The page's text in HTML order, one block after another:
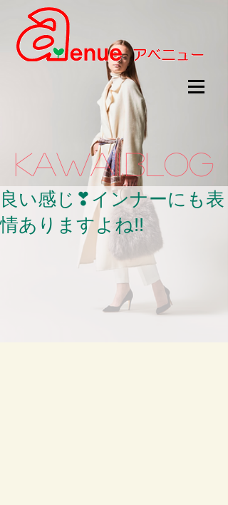
kawaii.BLOG
良い感じ❣インナーにも表
情ありますよね!!